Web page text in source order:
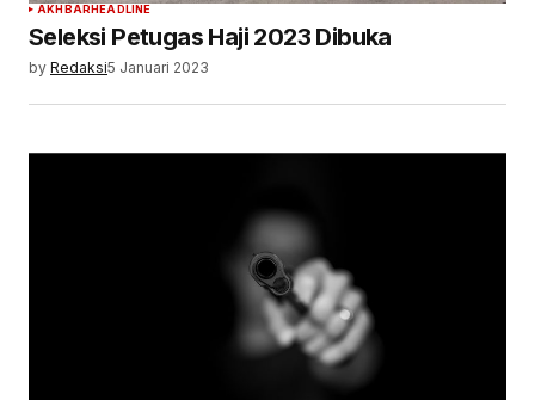
AKHBARHEADLINE
Seleksi Petugas Haji 2023 Dibuka
by Redaksi5 Januari 2023